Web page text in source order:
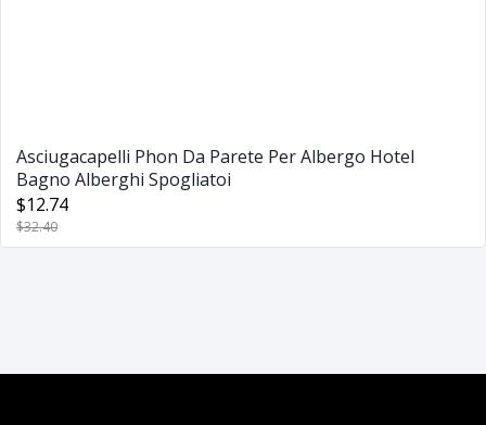
Asciugacapelli Phon Da Parete Per Albergo Hotel
Bagno Alberghi Spogliatoi
$12.74
$32.40